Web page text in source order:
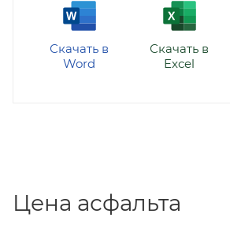
Скачать в
Word
Скачать в
Excel
Цена асфальта